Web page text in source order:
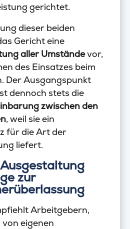
gerichtet.
dieser beiden
Gericht eine
aller Umständevor,
des Einsatzes beim
Der Ausgangspunkt
dennoch stets die
zwischen den
, weil sie ein
für die Art der
liefert.
zur
Arbeitgebern,
eigenen